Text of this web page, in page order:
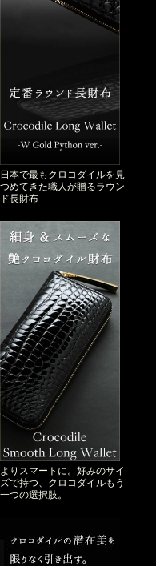
日本で最もクロコダイルを見
つめてきた職人が贈るラウン
ド長財布
よりスマートに。好みのサイ
ズで持つ、クロコダイルもう
一つの選択肢。